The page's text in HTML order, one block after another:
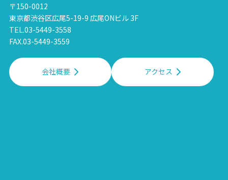
〒150-0012
東京都渋谷区広尾5-19-9 広尾ONビル 3F
TEL.03-5449-3558
FAX.03-5449-3559
会社概要 アクセス